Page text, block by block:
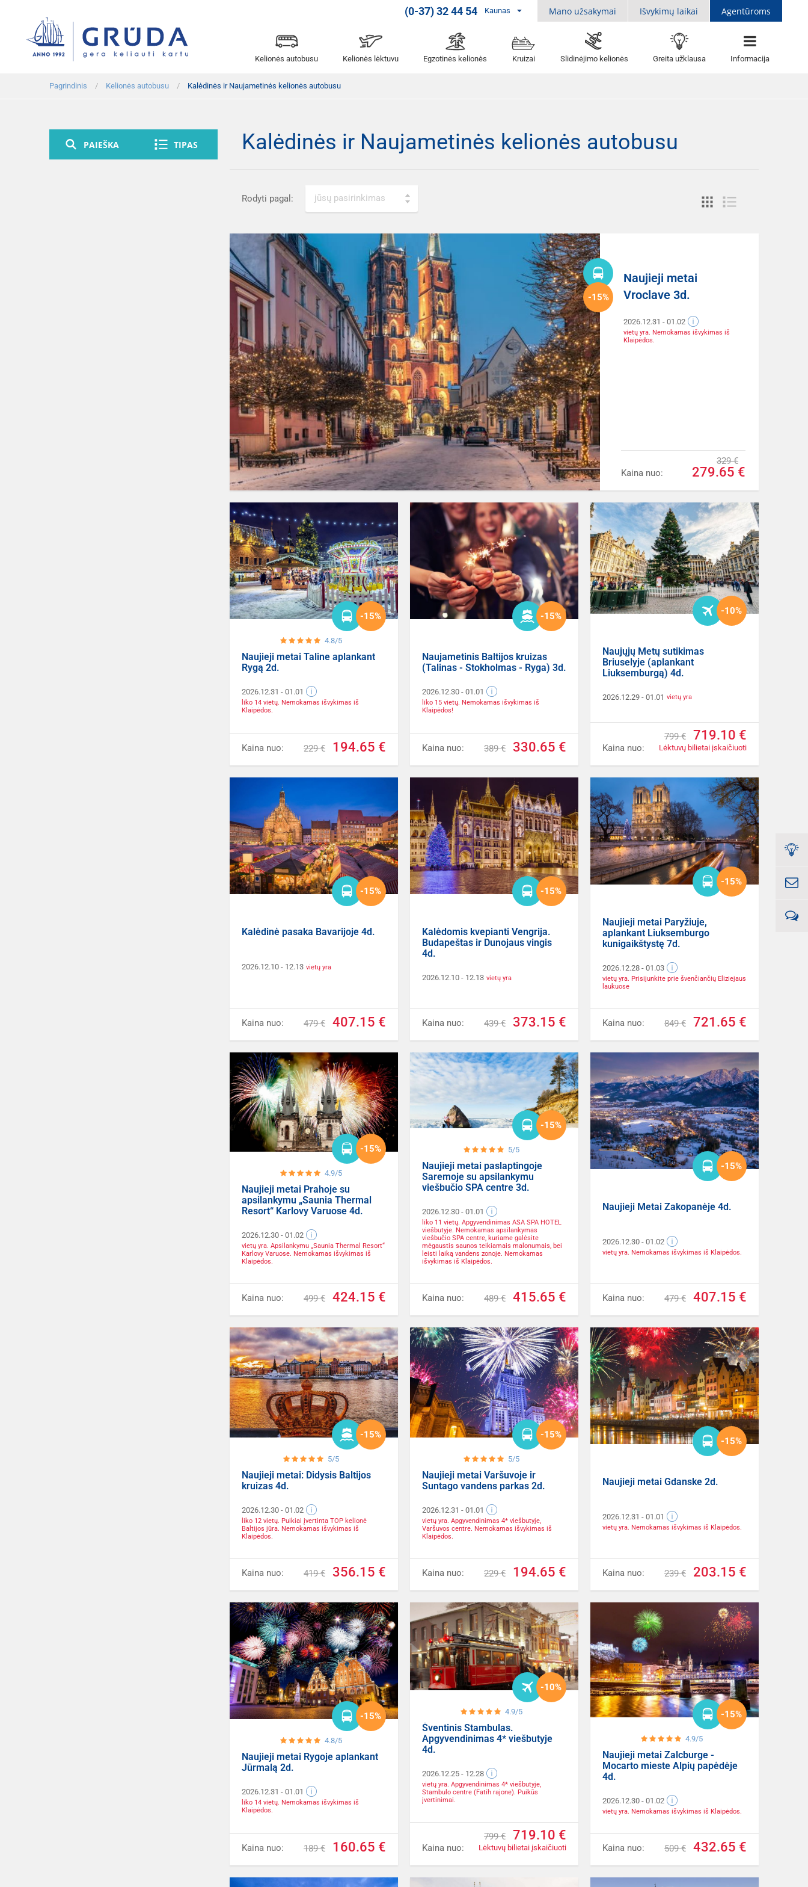
(0-37) 32 44 54 Kaunas Mano užsakymai Išvykimų laikai Agentūroms
Kelionės autobusu Kelionės lėktuvu Egzotinės kelionės Kruizai Slidinėjimo kelionės Greita užklausa Informacija
Pagrindinis Kelionės autobusu Kalėdinės ir Naujametinės kelionės autobusu
PAIEŠKA TIPAS Kalėdinės ir Naujametinės kelionės autobusu
jūsų pasirinkimas
Rodyti pagal:
-15%
Naujieji metai
Vroclave 3d.
2026.12.31 - 01.02
vietų yra. Nemokamas išvykimas iš
Klaipėdos.
Kaina nuo:
329 €
279.65 €
4.8/5
-15%
Naujieji metai Taline aplankant
Rygą 2d.
2026.12.31 - 01.01
liko 14 vietų. Nemokamas išvykimas iš
Klaipėdos.
Kaina nuo: 229 € 194.65 €
-15%
Naujametinis Baltijos kruizas
(Talinas - Stokholmas - Ryga) 3d.
2026.12.30 - 01.01
liko 15 vietų. Nemokamas išvykimas iš
Klaipėdos!
Kaina nuo: 389 € 330.65 €
-10%
Naujųjų Metų sutikimas
Briuselyje (aplankant
Liuksemburgą) 4d.
2026.12.29 - 01.01 vietų yra
Kaina nuo:
799 € 719.10 €
Lėktuvų bilietai įskaičiuoti
-15%
Kalėdinė pasaka Bavarijoje 4d.
2026.12.10 - 12.13 vietų yra
Kaina nuo: 479 € 407.15 €
-15%
Kalėdomis kvepianti Vengrija.
Budapeštas ir Dunojaus vingis
4d.
2026.12.10 - 12.13 vietų yra
Kaina nuo: 439 € 373.15 €
-15%
Naujieji metai Paryžiuje,
aplankant Liuksemburgo
kunigaikštystę 7d.
2026.12.28 - 01.03
vietų yra. Prisijunkite prie švenčiančių Eliziejaus
laukuose
Kaina nuo: 849 € 721.65 €
4.9/5
-15%
Naujieji metai Prahoje su
apsilankymu „Saunia Thermal
Resort“ Karlovy Varuose 4d.
2026.12.30 - 01.02
vietų yra. Apsilankymu „Saunia Thermal Resort“
Karlovy Varuose. Nemokamas išvykimas iš
Klaipėdos.
Kaina nuo: 499 € 424.15 €
5/5
-15%
Naujieji metai paslaptingoje
Saremoje su apsilankymu
viešbučio SPA centre 3d.
2026.12.30 - 01.01
liko 11 vietų. Apgyvendinimas ASA SPA HOTEL
viešbutyje. Nemokamas apsilankymas
viešbučio SPA centre, kuriame galėsite
mėgaustis saunos teikiamais malonumais, bei
leisti laiką vandens zonoje. Nemokamas
išvykimas iš Klaipėdos.
Kaina nuo: 489 € 415.65 €
-15%
Naujieji Metai Zakopanėje 4d.
2026.12.30 - 01.02
vietų yra. Nemokamas išvykimas iš Klaipėdos.
Kaina nuo: 479 € 407.15 €
5/5
-15%
Naujieji metai: Didysis Baltijos
kruizas 4d.
2026.12.30 - 01.02
liko 12 vietų. Puikiai įvertinta TOP kelionė
Baltijos jūra. Nemokamas išvykimas iš
Klaipėdos.
Kaina nuo: 419 € 356.15 €
5/5
-15%
Naujieji metai Varšuvoje ir
Suntago vandens parkas 2d.
2026.12.31 - 01.01
vietų yra. Apgyvendinimas 4* viešbutyje,
Varšuvos centre. Nemokamas išvykimas iš
Klaipėdos.
Kaina nuo: 229 € 194.65 €
-15%
Naujieji metai Gdanske 2d.
2026.12.31 - 01.01
vietų yra. Nemokamas išvykimas iš Klaipėdos.
Kaina nuo: 239 € 203.15 €
4.8/5
-15%
Naujieji metai Rygoje aplankant
Jūrmalą 2d.
2026.12.31 - 01.01
liko 14 vietų. Nemokamas išvykimas iš
Klaipėdos.
Kaina nuo: 189 € 160.65 €
4.9/5
-10%
Šventinis Stambulas.
Apgyvendinimas 4* viešbutyje
4d.
2026.12.25 - 12.28
vietų yra. Apgyvendinimas 4* viešbutyje,
Stambulo centre (Fatih rajone). Puikūs
įvertinimai.
Kaina nuo:
799 € 719.10 €
Lėktuvų bilietai įskaičiuoti
4.9/5
-15%
Naujieji metai Zalcburge -
Mocarto mieste Alpių papėdėje
4d.
2026.12.30 - 01.02
vietų yra. Nemokamas išvykimas iš Klaipėdos.
Kaina nuo: 509 € 432.65 €